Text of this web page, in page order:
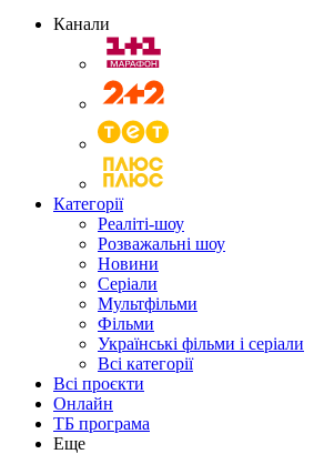
Канали
Категорії
Реаліті-шоу
Розважальні шоу
Новини
Серіали
Мультфільми
Фільми
Українські фільми і серіали
Всі категорії
Всі проєкти
Онлайн
ТБ програма
Еще